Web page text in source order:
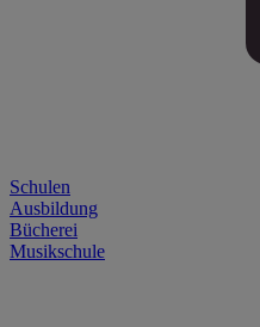
Schulen
Ausbildung
Bücherei
Musikschule